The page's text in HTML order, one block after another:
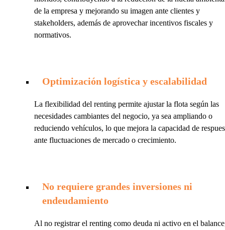
de la empresa y mejorando su imagen ante clientes y
stakeholders, además de aprovechar incentivos fiscales y
normativos.
Optimización logística y escalabilidad
La flexibilidad del renting permite ajustar la flota según las
necesidades cambiantes del negocio, ya sea ampliando o
reduciendo vehículos, lo que mejora la capacidad de
ante fluctuaciones de mercado o crecimiento.
No requiere grandes inversiones ni
endeudamiento
Al no registrar el renting como deuda ni activo en el